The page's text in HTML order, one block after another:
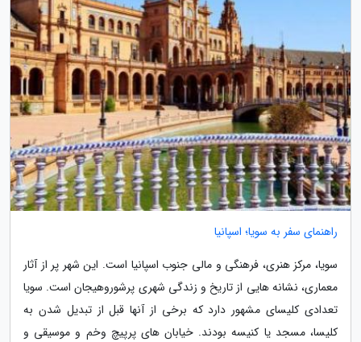
راهنمای سفر به سویا؛ اسپانیا
سویا، مرکز هنری، فرهنگی و مالی جنوب اسپانیا است. این شهر پر از آثار
معماری، نشانه هایی از تاریخ و زندگی شهری پرشوروهیجان است. سویا
تعدادی کلیسای مشهور دارد که برخی از آنها قبل از تبدیل شدن به
کلیسا، مسجد یا کنیسه بودند. خیابان های پرپیچ وخم و موسیقی و